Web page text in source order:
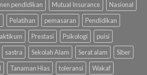
pendidikan Mutual Insurance
Nasional
Pelatihan pemasaran
Pendidikan
Prestasi Psikologi
puisi
sastra Sekolah Alam Serat alam
Siber
Tanaman Hias toleransi Wakaf